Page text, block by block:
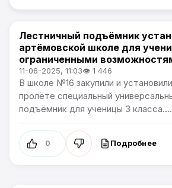
Общество
Лестничный подъёмник
артёмовской школе для
ограниченными
11-06-2025, 11:03👁 1 446
В школе №16 закупили и
пролёте специальный
подъёмник для ученицы 3 класса....
0 Подробнее